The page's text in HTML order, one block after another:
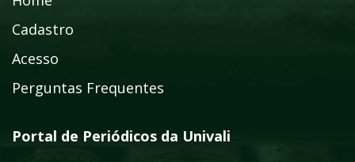
Cadastro
Acesso
Perguntas Frequentes
Portal de Periódicos da Univali